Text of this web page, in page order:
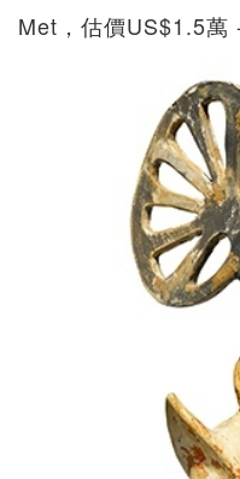
Met，估價US$1.5萬